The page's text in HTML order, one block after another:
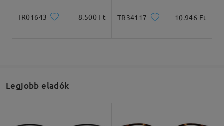
TR01643 8.500 Ft TR34117 10.946 Ft
Legjobb eladók